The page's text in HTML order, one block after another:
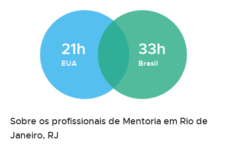
21h
EUA
33h
Brasil
Sobre os profissionais de Mentoria em Rio de
Janeiro, RJ